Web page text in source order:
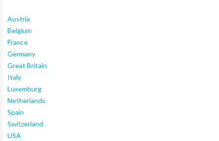
Austria
Belgium
France
Germany
Great Britain
Italy
Luxemburg
Netherlands
Spain
Switzerland
USA